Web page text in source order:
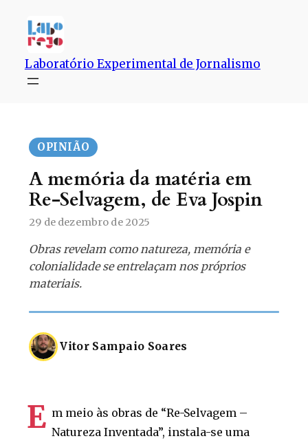
conteúdo
Laboratório Experimental de Jornalismo
OPINIÃO
A memória da matéria em
Re-Selvagem, de Eva Jospin
29 de dezembro de 2025
Obras revelam como natureza, memória e
colonialidade se entrelaçam nos próprios
materiais.
Vitor Sampaio Soares
E m meio às obras de “Re-Selvagem –
Natureza Inventada”, instala-se uma